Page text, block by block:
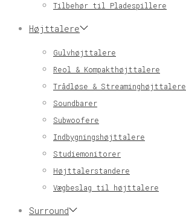
Tilbehør til Pladespillere
Højttalere
Gulvhøjttalere
Reol & Kompakthøjttalere
Trådløse & Streaminghøjttalere
Soundbarer
Subwoofere
Indbygningshøjttalere
Studiemonitorer
Højttalerstandere
Vægbeslag til højttalere
Surround